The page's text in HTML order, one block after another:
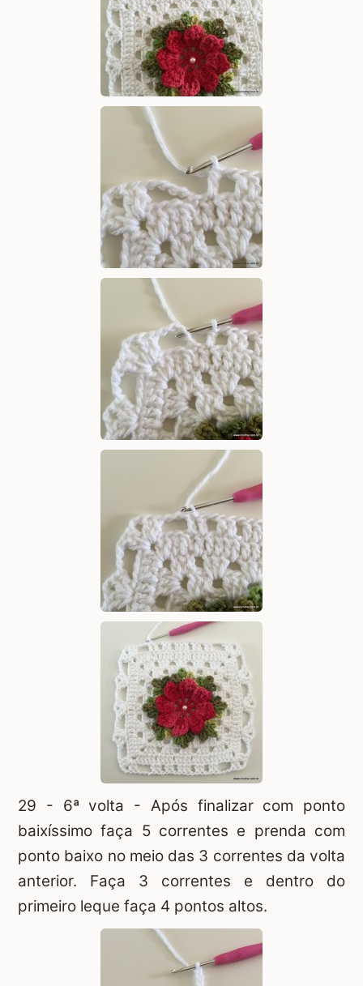
29 - 6ª volta - Após finalizar com ponto
baixíssimo faça 5 correntes e prenda com
ponto baixo no meio das 3 correntes da volta
anterior. Faça 3 correntes e dentro do
primeiro leque faça 4 pontos altos.